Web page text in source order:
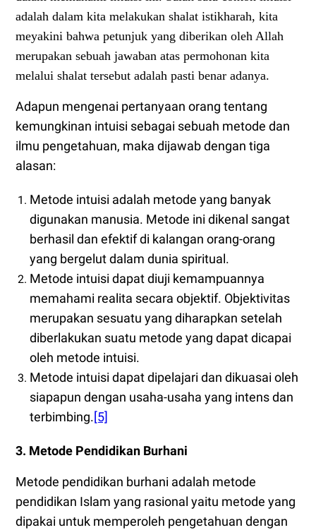
adalah dalam kita melakukan shalat istikharah, kita
meyakini bahwa petunjuk yang diberikan oleh Allah
merupakan sebuah jawaban atas permohonan kita
melalui shalat tersebut adalah pasti benar adanya.
Adapun mengenai pertanyaan orang tentang
kemungkinan intuisi sebagai sebuah metode dan
ilmu pengetahuan, maka dijawab dengan tiga
alasan:
Metode intuisi adalah metode yang banyak
digunakan manusia. Metode ini dikenal sangat
berhasil dan efektif di kalangan orang-orang
yang bergelut dalam dunia spiritual.
Metode intuisi dapat diuji kemampuannya
memahami realita secara objektif. Objektivitas
merupakan sesuatu yang diharapkan setelah
diberlakukan suatu metode yang dapat dicapai
oleh metode intuisi.
Metode intuisi dapat dipelajari dan dikuasai oleh
siapapun dengan usaha-usaha yang intens dan
terbimbing.[5]
3. Metode Pendidikan Burhani
Metode pendidikan burhani adalah metode
pendidikan Islam yang rasional yaitu metode yang
dipakai untuk memperoleh pengetahuan dengan